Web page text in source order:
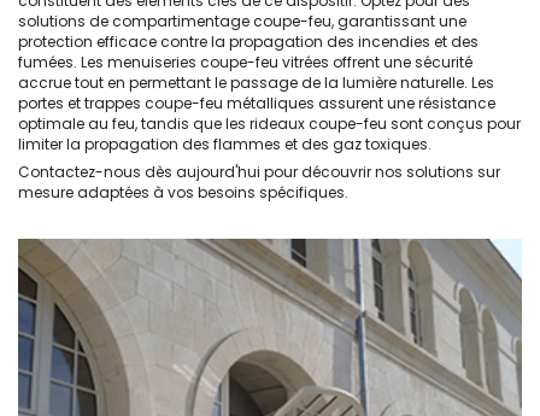
solutions de compartimentage coupe-feu, garantissant une
protection efficace contre la propagation des incendies et des
fumées. Les menuiseries coupe-feu vitrées offrent une sécurité
accrue tout en permettant le passage de la lumière naturelle. Les
portes et trappes coupe-feu métalliques assurent une résistance
optimale au feu, tandis que les rideaux coupe-feu sont conçus pour
limiter la propagation des flammes et des gaz toxiques.
Contactez-nous dès aujourd'hui pour découvrir nos solutions sur
mesure adaptées à vos besoins spécifiques.